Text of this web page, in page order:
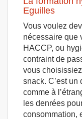
Eguilles
Vous voulez
nécessaire que
HACCP, ou
contraint de
vous
snack. C’est
comme à
les denrées
consommation,